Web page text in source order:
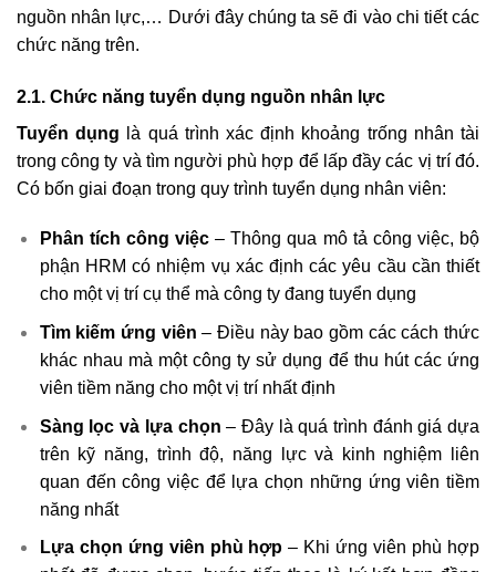
nguồn nhân lực,… Dưới đây chúng ta sẽ đi vào chi tiết các
chức năng trên.
2.1. Chức năng tuyển dụng nguồn nhân lực
Tuyển dụng là quá trình xác định khoảng trống nhân tài
trong công ty và tìm người phù hợp để lấp đầy các vị trí đó.
Có bốn giai đoạn trong quy trình tuyển dụng nhân viên:
Phân tích công việc – Thông qua mô tả công việc, bộ
phận HRM có nhiệm vụ xác định các yêu cầu cần thiết
cho một vị trí cụ thể mà công ty đang tuyển dụng
Tìm kiếm ứng viên – Điều này bao gồm các cách thức
khác nhau mà một công ty sử dụng để thu hút các ứng
viên tiềm năng cho một vị trí nhất định
Sàng lọc và lựa chọn – Đây là quá trình đánh giá dựa
trên kỹ năng, trình độ, năng lực và kinh nghiệm liên
quan đến công việc để lựa chọn những ứng viên tiềm
năng nhất
Lựa chọn ứng viên phù hợp – Khi ứng viên phù hợp